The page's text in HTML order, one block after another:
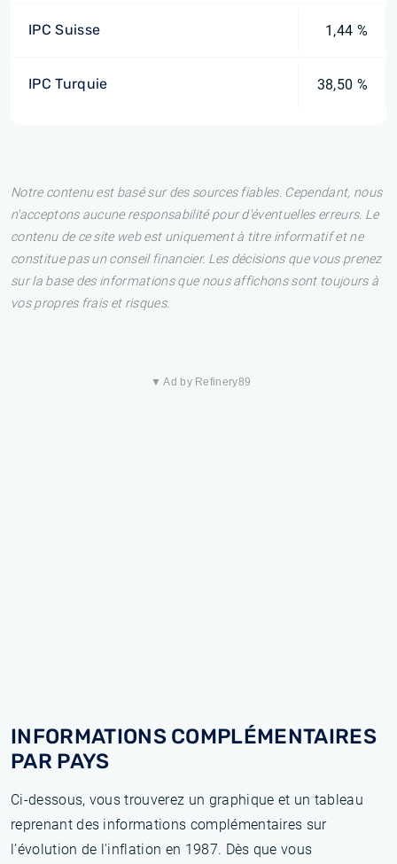
IPC Suisse 1,44 %
IPC Turquie 38,50 %
Notre contenu est basé sur des sources fiables. Cependant, nous
n'acceptons aucune responsabilité pour d'éventuelles erreurs. Le
contenu de ce site web est uniquement à titre informatif et ne
constitue pas un conseil financier. Les décisions que vous prenez
sur la base des informations que nous affichons sont toujours à
vos propres frais et risques.
▼ Ad by Refinery89
INFORMATIONS COMPLÉMENTAIRES
PAR PAYS
Ci-dessous, vous trouverez un graphique et un tableau
reprenant des informations complémentaires sur
l’évolution de l'inflation en 1987. Dès que vous